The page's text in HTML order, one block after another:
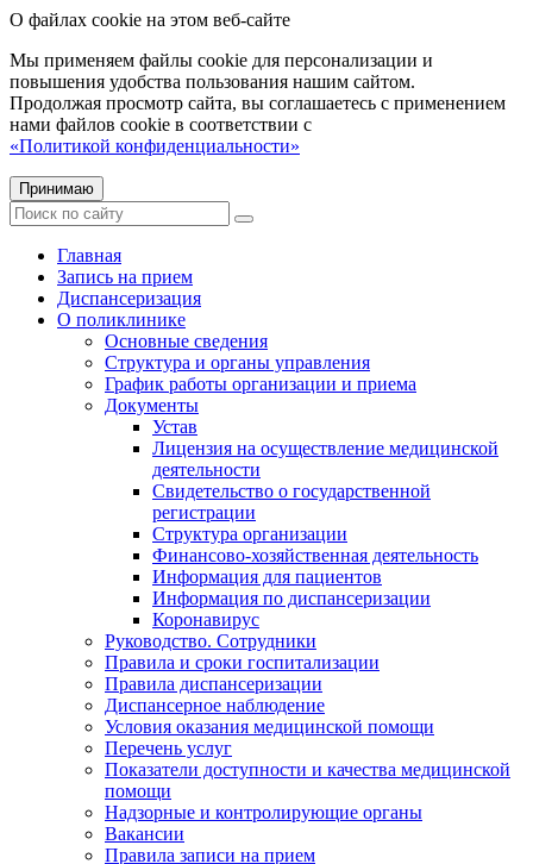
О файлах cookie на этом веб-сайте
Мы применяем файлы cookie для персонализации и
повышения удобства пользования нашим сайтом.
Продолжая просмотр сайта, вы соглашаетесь с применением
нами файлов cookie в соответствии с
«Политикой конфиденциальности»
Принимаю
Главная
Запись на прием
Диспансеризация
О поликлинике
Основные сведения
Структура и органы управления
График работы организации и приема
Документы
Устав
Лицензия на осуществление медицинской
деятельности
Свидетельство о государственной
регистрации
Структура организации
Финансово-хозяйственная деятельность
Информация для пациентов
Информация по диспансеризации
Коронавирус
Руководство. Сотрудники
Правила и сроки госпитализации
Правила диспансеризации
Диспансерное наблюдение
Условия оказания медицинской помощи
Перечень услуг
Показатели доступности и качества медицинской
помощи
Надзорные и контролирующие органы
Вакансии
Правила записи на прием